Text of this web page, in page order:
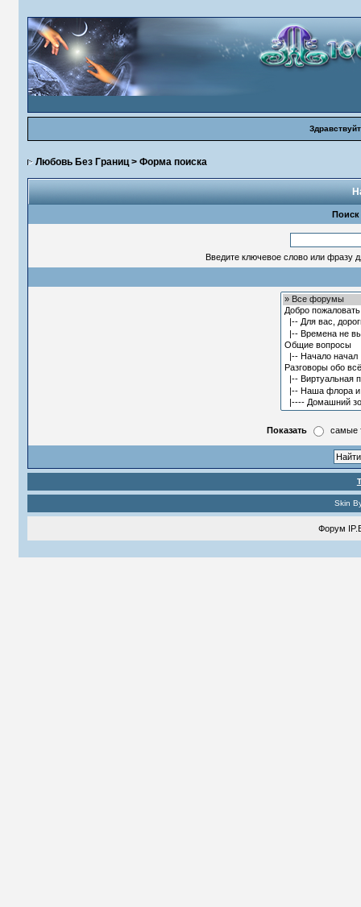
Любовь Без Границ> Форма поиска
Введите ключевое слово или фразу
Показать самые
Skin
Форум